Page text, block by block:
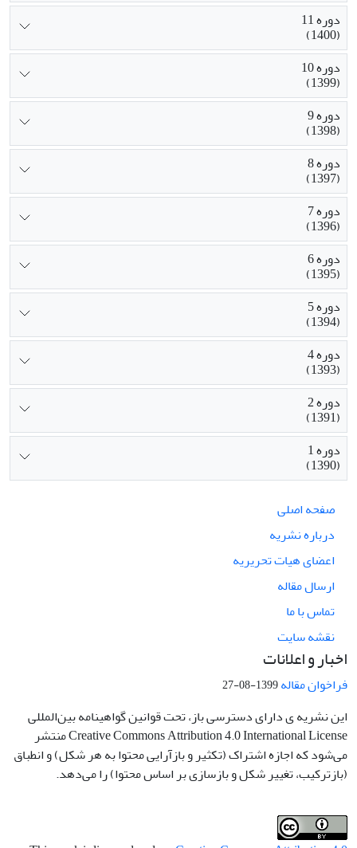
دوره 11
(1400)
دوره 10
(1399)
دوره 9
(1398)
دوره 8
(1397)
دوره 7
(1396)
دوره 6
(1395)
دوره 5
(1394)
دوره 4
(1393)
دوره 2
(1391)
دوره 1
(1390)
صفحه اصلی
درباره نشریه
اعضای هیات تحریریه
ارسال مقاله
تماس با ما
نقشه سایت
اخبار و اعلانات
فراخوان مقاله1399-08-27
این نشریه ی دارای دسترسی باز، تحت قوانین گواهینامه بین‌المللی
Creative Commons Attribution 4.0 International License منتشر
می‌شود که اجازه اشتراک (تکثیر و بازآرایی محتوا به هر شکل) و انطباق
(بازترکیب، تغییر شکل و بازسازی بر اساس محتوا) را می‌دهد.